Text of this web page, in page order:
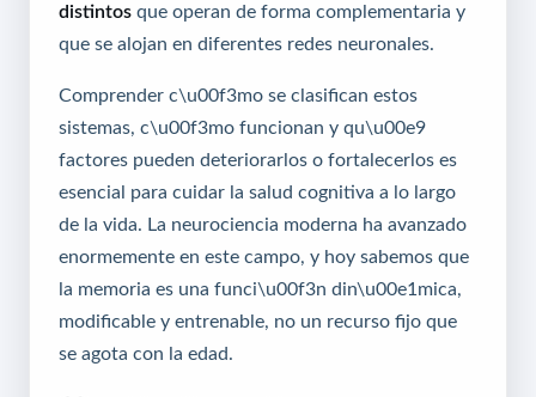
distintos que operan de forma complementaria y
que se alojan en diferentes redes neuronales.
Comprender c\u00f3mo se clasifican estos
sistemas, c\u00f3mo funcionan y qu\u00e9
factores pueden deteriorarlos o fortalecerlos es
esencial para cuidar la salud cognitiva a lo largo
de la vida. La neurociencia moderna ha avanzado
enormemente en este campo, y hoy sabemos que
la memoria es una funci\u00f3n din\u00e1mica,
modificable y entrenable, no un recurso fijo que
se agota con la edad.